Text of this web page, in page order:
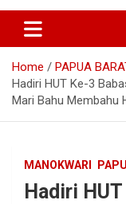
Home
PAPUA
Hadiri HUT Ke-3
Mari Bahu Membahu
MANOKWARI
Hadiri